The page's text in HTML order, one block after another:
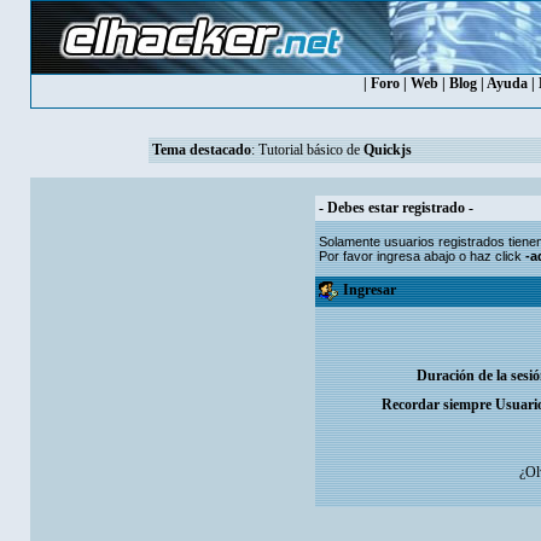
Foro Web Blog Ayuda
Tema destacado: Tutorial básico de Quickjs
- Debes estar registrado -
Solamente usuariosregistrados
Por favor ingresa abajo o haz click-
Ingresar
Duración de la
Recordar siempre